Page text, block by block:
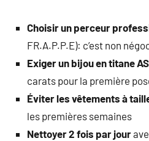
Choisir un perceur
FR.A.P.P.E): c’est non
Exiger un bijou en titane
carats pour la première
Éviter les vêtements à
les premières semaines
Nettoyer 2 fois par jour